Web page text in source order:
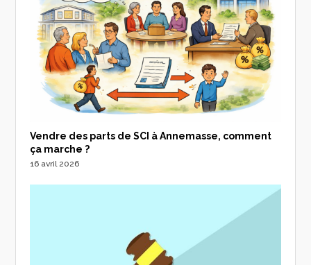
Vendre des parts de SCI à Annemasse, comment
ça marche ?
16 avril 2026